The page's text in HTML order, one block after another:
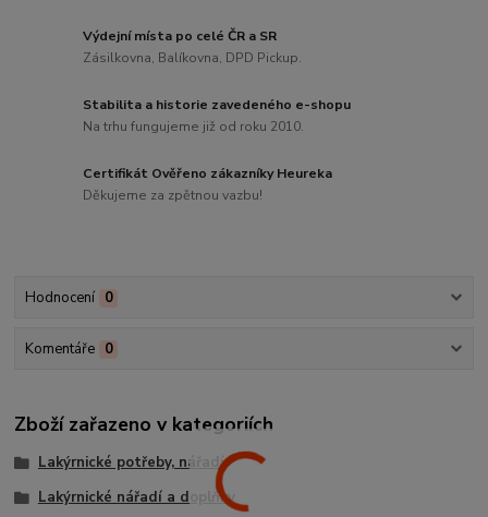
Výdejní místa po celé ČR a SR
Zásilkovna, Balíkovna, DPD Pickup.
Stabilita a historie zavedeného e-shopu
Na trhu fungujeme již od roku 2010.
Certifikát Ověřeno zákazníky Heureka
Děkujeme za zpětnou vazbu!
Hodnocení 0
Komentáře 0
Zboží zařazeno v kategoriích
Lakýrnické potřeby, nářadí
Lakýrnické nářadí a doplňky